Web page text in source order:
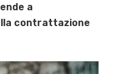
a
contrattazione